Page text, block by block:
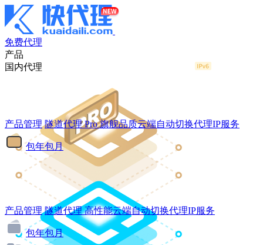
免费代理
产品
国内代理
产品管理 隧道代理Pro 旗舰品质云端自动切换代理IP服务
包年包月
产品管理 隧道代理 高性能云端自动切换代理IP服务
包年包月